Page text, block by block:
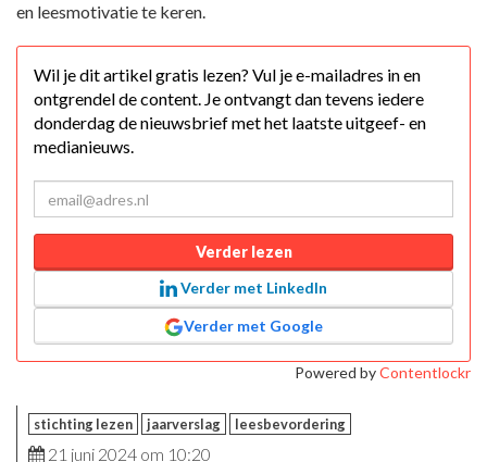
en leesmotivatie te keren.
Wil je dit artikel gratis lezen? Vul je e-mailadres in en
ontgrendel de content. Je ontvangt dan tevens iedere
donderdag de nieuwsbrief met het laatste uitgeef- en
medianieuws.
Verder lezen
Verder met LinkedIn
Verder met Google
Powered byContentlockr
stichting lezen jaarverslag leesbevordering
21 juni 2024 om 10:20